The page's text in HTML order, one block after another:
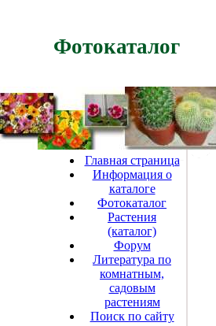
Фотокаталог
Главная страница
Информация о
каталоге
Фотокаталог
Растения
(каталог)
Форум
Литература по
комнатным,
садовым
растениям
Поиск по сайту